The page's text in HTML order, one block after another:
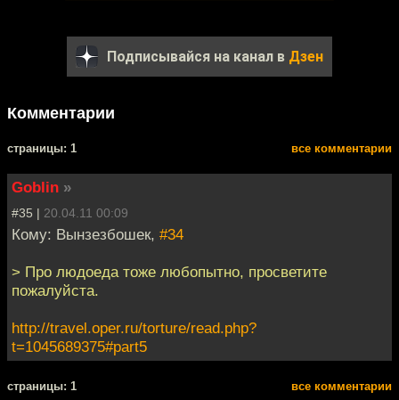
Подписывайся на канал в Дзен
Комментарии
cтраницы: 1 все комментарии
Goblin »
#35 | 20.04.11 00:09
Кому: Вынзезбошек, #34
> Про людоеда тоже любопытно, просветите
пожалуйста.
http://travel.oper.ru/torture/read.php?
t=1045689375#part5
cтраницы: 1 все комментарии